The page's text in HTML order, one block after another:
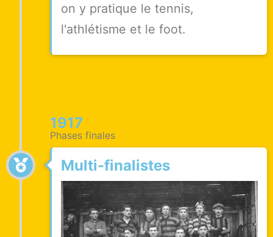
on y pratique le tennis,
l'athlétisme et le foot.
1917
Phases finales
Multi-finalistes